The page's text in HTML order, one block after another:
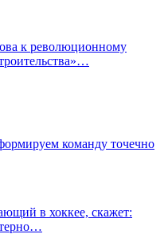
к революционному
команду точечно
в хоккее, скажет: